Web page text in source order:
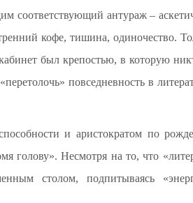
соответствующий антураж –
кофе, тишина, одиночество.
был крепостью, в которую
повседневность в
и аристократом по
голову». Несмотря на то, что
столом, подпитываясь